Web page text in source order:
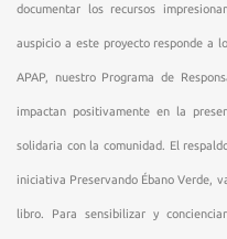
documentar los recursos
auspicio a este proyecto responde a
APAP, nuestro Programa de
impactan positivamente en la
solidaria con la comunidad. El
iniciativa Preservando Ébano Verde,
libro. Para sensibilizar y